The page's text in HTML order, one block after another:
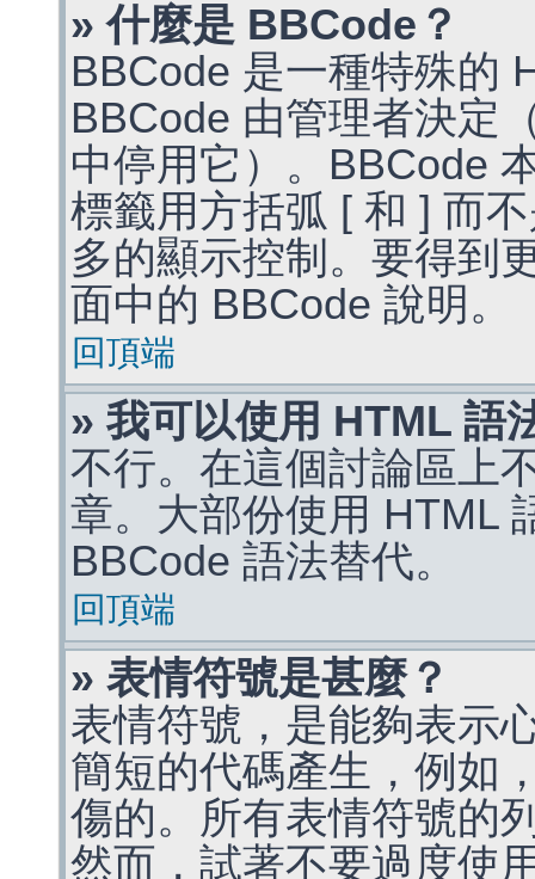
» 什麼是 BBCode？
BBCode 是一種特殊的
BBCode 由管理者決定
中停用它）。BBCode
標籤用方括弧 [ 和 ] 而
多的顯示控制。要得到
面中的 BBCode 說明。
回頂端
» 我可以使用 HTML 語
不行。在這個討論區上
章。大部份使用 HTML
BBCode 語法替代。
回頂端
» 表情符號是甚麼？
表情符號，是能夠表示
簡短的代碼產生，例如
傷的。所有表情符號的
然而，試著不要過度使